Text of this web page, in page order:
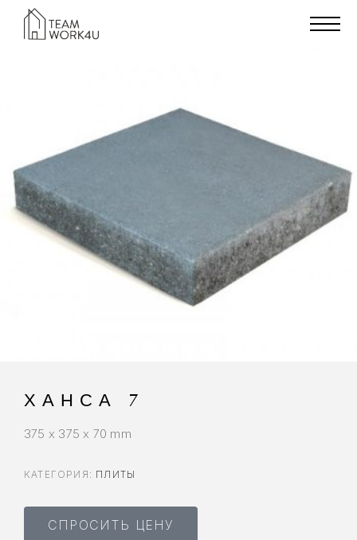
ХАНСА 7
375 x 375 x 70 mm
КАТЕГОРИЯ: ПЛИТЫ
СПРОСИТЬ ЦЕНУ